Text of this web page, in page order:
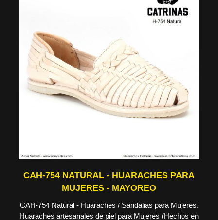
CAH-754 NATURAL - HUARACHES PARA
MUJERES - MAYOREO
CAH-754 Natural - Huaraches / Sandalias para Mujeres.
Huaraches artesanales de piel para Mujeres (Hechos en